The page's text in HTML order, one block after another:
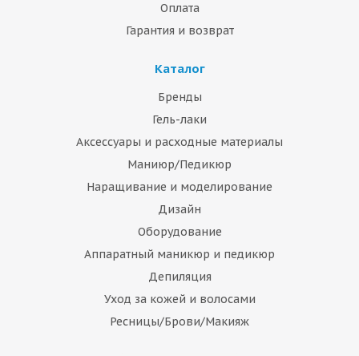
Оплата
Гарантия и возврат
Каталог
Бренды
Гель-лаки
Аксессуары и расходные материалы
Маниюр/Педикюр
Наращивание и моделирование
Дизайн
Оборудование
Аппаратный маникюр и педикюр
Депиляция
Уход за кожей и волосами
Ресницы/Брови/Макияж